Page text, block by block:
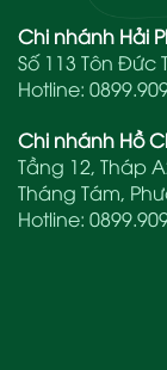
Chi nhánh Hải
Số 113 Tôn Đức
Hotline:
Chi nhánh Hồ
Tầng 12, Tháp
Tháng Tám,
Hotline: